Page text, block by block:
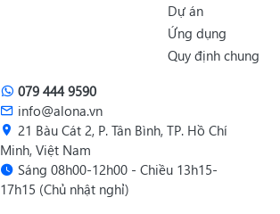
079 444 9590
info@alona.vn
21 Bàu Cát 2, P. Tân Bình, TP. Hồ Chí
Minh, Việt Nam
Sáng 08h00-12h00 - Chiều 13h15-
17h15 (Chủ nhật nghỉ)
Dự án
Ứng dụng
Quy định chung